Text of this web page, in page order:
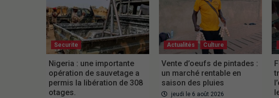
Securite
Nigeria : une importante
opération de sauvetage a
permis la libération de 308
otages.
Actualités Culture
Vente d’oeufs de pintades :
un marché rentable en
saison des pluies
jeudi le 6 août 2026